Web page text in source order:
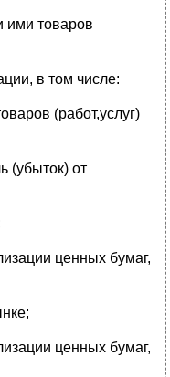
ими товаров
в том числе:
(работ,услуг)
(убыток) от
ценных бумаг,
ценных бумаг,